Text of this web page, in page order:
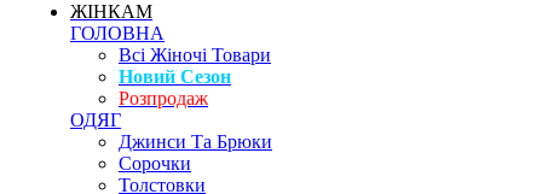
ЖІНКАМ
ГОЛОВНА
Всі Жіночі Товари
Новий Сезон
Розпродаж
ОДЯГ
Джинси Та Брюки
Сорочки
Толстовки